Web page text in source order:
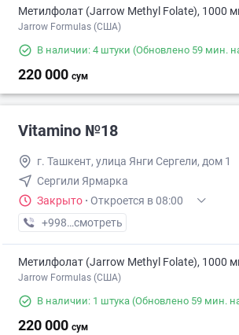
Метилфолат (Jarrow Methyl Folate), 1000
Jarrow Formulas (США)
В наличии: 4 штуки (Обновлено 59 мин.
220 000 сум
Vitamino №18
г. Ташкент, улица Янги Сергели, дом 1
Сергили Ярмарка
Закрыто · Откроется в 08:00
+998 (77) XXX-XX-XX
смотреть
Метилфолат (Jarrow Methyl Folate), 1000
Jarrow Formulas (США)
В наличии: 1 штука (Обновлено 59 мин.
220 000 сум